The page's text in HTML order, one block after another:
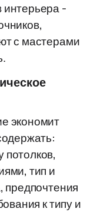
интерьера -
с мастерами
экономит
тип и
предпочтения
к типу и